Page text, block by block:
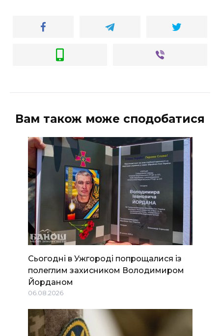
Вам також може сподобатися
Сьогодні в Ужгороді попрощалися із
полеглим захисником Володимиром
Йорданом
06.08.2026